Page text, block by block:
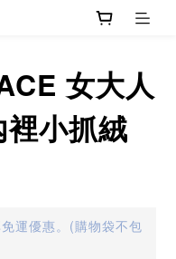
女大人
小抓絨
運優惠。(購物袋不包